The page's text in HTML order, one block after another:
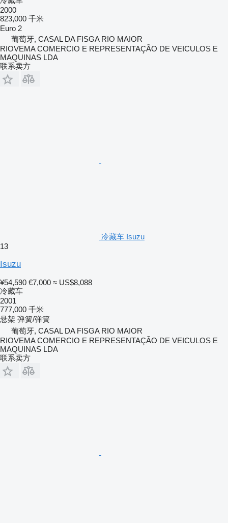
2000
823,000 千米
Euro 2
葡萄牙, CASAL DA FISGA RIO MAIOR
RIOVEMA COMERCIO E REPRESENTAÇÃO DE VEICULOS E
MAQUINAS LDA
联系卖方
冷藏车 Isuzu
13
Isuzu
¥54,590 €7,000 ≈ US$8,088
冷藏车
2001
777,000 千米
悬架 弹簧/弹簧
葡萄牙, CASAL DA FISGA RIO MAIOR
RIOVEMA COMERCIO E REPRESENTAÇÃO DE VEICULOS E
MAQUINAS LDA
联系卖方